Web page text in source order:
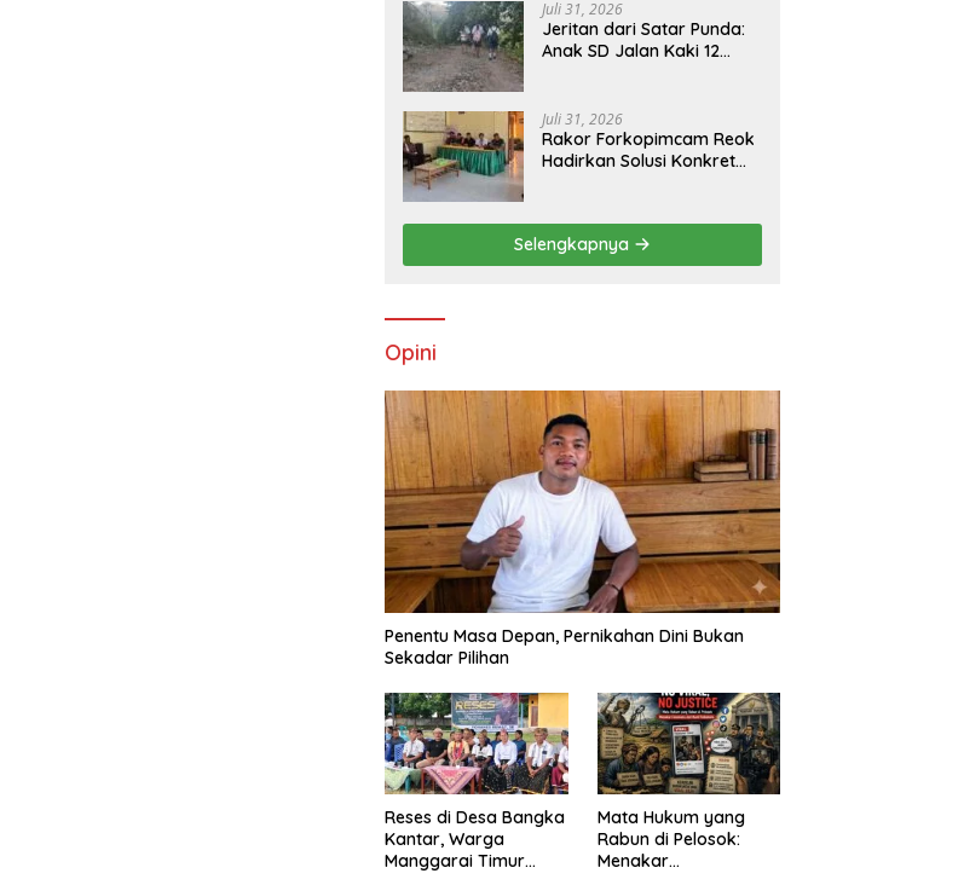
Masyarakat Apresiasi
Peran Ninonk
Juli 31, 2026
Jeritan dari Satar Punda:
Anak SD Jalan Kaki 12
Sekolah, Warga Desak
Bupati Manggarai Timur
Bertindak
Juli 31, 2026
Rakor Forkopimcam Reok
Hadirkan Solusi Konkret
Selengkapnya
Opini
Penentu Masa Depan, Pernikahan Dini Bukan
Sekadar Pilihan
Reses di Desa Bangka
Kantar, Warga
Manggarai Timur
Mata Hukum yang
Rabun di Pelosok:
Menakar